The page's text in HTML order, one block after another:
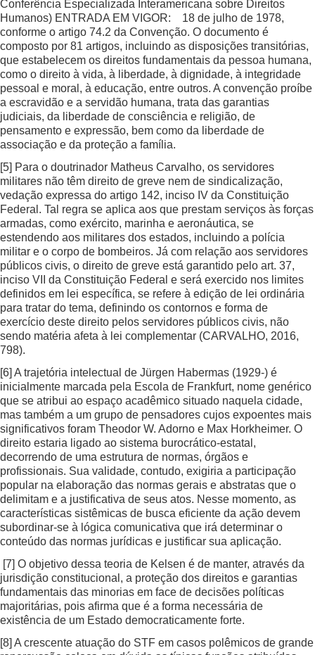
Conferência Especializada Interamericana sobre Direitos
Humanos) ENTRADA EM VIGOR: 18 de julho de 1978,
conforme o artigo 74.2 da Convenção. O documento é
composto por 81 artigos, incluindo as disposições transitórias,
que estabelecem os direitos fundamentais da pessoa humana,
como o direito à vida, à liberdade, à dignidade, à integridade
pessoal e moral, à educação, entre outros. A convenção proíbe
a escravidão e a servidão humana, trata das garantias
judiciais, da liberdade de consciência e religião, de
pensamento e expressão, bem como da liberdade de
associação e da proteção a família.
[5] Para o doutrinador Matheus Carvalho, os servidores
militares não têm direito de greve nem de sindicalização,
vedação expressa do artigo 142, inciso IV da Constituição
Federal. Tal regra se aplica aos que prestam serviços às forças
armadas, como exército, marinha e aeronáutica, se
estendendo aos militares dos estados, incluindo a polícia
militar e o corpo de bombeiros. Já com relação aos servidores
públicos civis, o direito de greve está garantido pelo art. 37,
inciso VII da Constituição Federal e será exercido nos limites
definidos em lei específica, se refere à edição de lei ordinária
para tratar do tema, definindo os contornos e forma de
exercício deste direito pelos servidores públicos civis, não
sendo matéria afeta à lei complementar (CARVALHO, 2016,
798).
[6] A trajetória intelectual de Jürgen Habermas (1929-) é
inicialmente marcada pela Escola de Frankfurt, nome genérico
que se atribui ao espaço acadêmico situado naquela cidade,
mas também a um grupo de pensadores cujos expoentes mais
significativos foram Theodor W. Adorno e Max Horkheimer. O
direito estaria ligado ao sistema burocrático-estatal,
decorrendo de uma estrutura de normas, órgãos e
profissionais. Sua validade, contudo, exigiria a participação
popular na elaboração das normas gerais e abstratas que o
delimitam e a justificativa de seus atos. Nesse momento, as
características sistêmicas de busca eficiente da ação devem
subordinar-se à lógica comunicativa que irá determinar o
conteúdo das normas jurídicas e justificar sua aplicação.
[7] O objetivo dessa teoria de Kelsen é de manter, através da
jurisdição constitucional, a proteção dos direitos e garantias
fundamentais das minorias em face de decisões políticas
majoritárias, pois afirma que é a forma necessária de
existência de um Estado democraticamente forte.
[8] A crescente atuação do STF em casos polêmicos de grande